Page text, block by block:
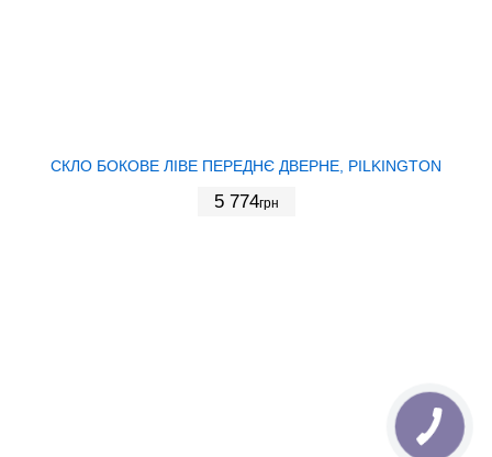
СКЛО БОКОВЕ ЛІВЕ ПЕРЕДНЄ ДВЕРНЕ, PILKINGTON
5 774грн